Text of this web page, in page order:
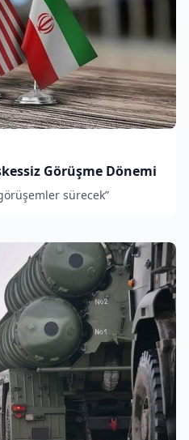
Görüşme Dönemi
sürecek”